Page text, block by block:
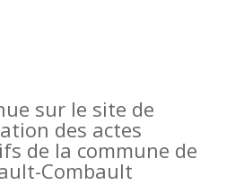
sur le site de
des actes
de la commune de
Combault